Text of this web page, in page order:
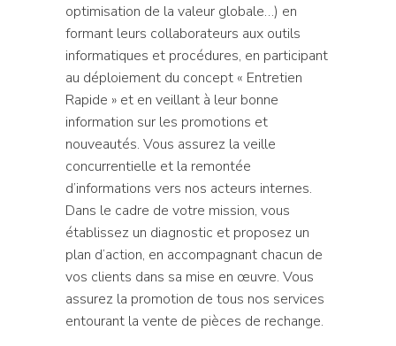
optimisation de la valeur globale…) en
formant leurs collaborateurs aux outils
informatiques et procédures, en participant
au déploiement du concept « Entretien
Rapide » et en veillant à leur bonne
information sur les promotions et
nouveautés. Vous assurez la veille
concurrentielle et la remontée
d’informations vers nos acteurs internes.
Dans le cadre de votre mission, vous
établissez un diagnostic et proposez un
plan d’action, en accompagnant chacun de
vos clients dans sa mise en œuvre. Vous
assurez la promotion de tous nos services
entourant la vente de pièces de rechange.